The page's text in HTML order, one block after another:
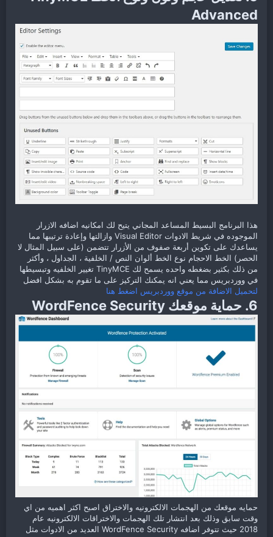
Advanced
هذا البرنامج البسيط المساعد المجاني يتيح لك امكانيه اضافه الازرار
الموجوده في شريط الادوات Visual Editor وازالتها وإعادة ترتيبها مما
يساعدك على تكوين أربعة صفوف من الأزرار تتضمن (على سبيل المثال لا
الحصر) الخط الاحجام نوع الخط ألوان النص / الخلفية ، الجداول ، وأكثر
من ذلك بكثير بضغطه واحده يسمح لك TinyMCE تغيير الخلفيه وتبسيطها
في ووردبريس مما يعني انه يمكنك التركيز على ما تقوم به بشكل افضل
لتحميل الاضافة من موقع ووردبريس اضغط هنا
6. حماية موقعك WordFence Security
حمايه موقعك من الهجمات الالكترونيه والاختراق اصبح اكثر اهميه من اي
وقت سابق وذلك بعد انتشار تلك الهجمات والاختراقات الالكترونيه عام
2018 حيث تتوفر اضافه WordFence Security العديد من الادوات مثل